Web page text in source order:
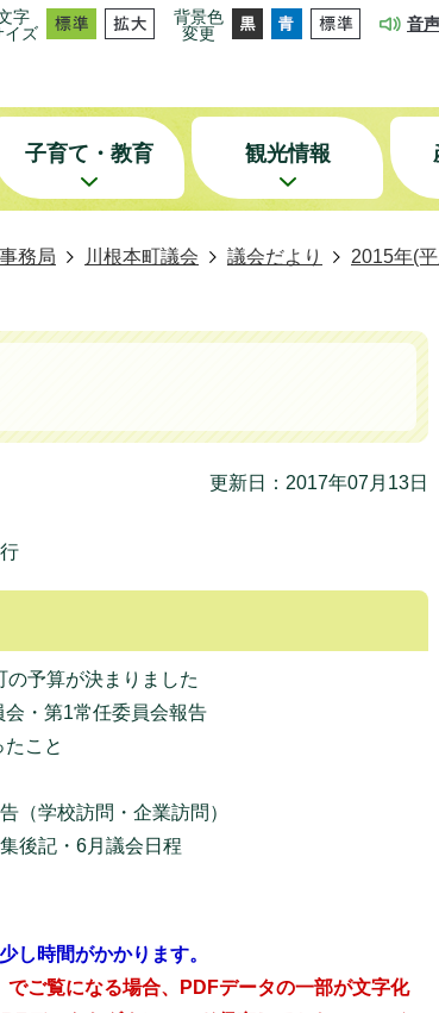
字
イズ
背景色
変更
音
子育て・教育 観光情報
務局 川根本町議会 議会だより
2015年(
更新日：2017年07月13日
の予算が決まりました
・第1常任委員会報告
こと
（学校訪問・企業訪問）
後記・6月議会日程
し時間がかかります。
ご覧になる場合、PDFデータの一部が文字化